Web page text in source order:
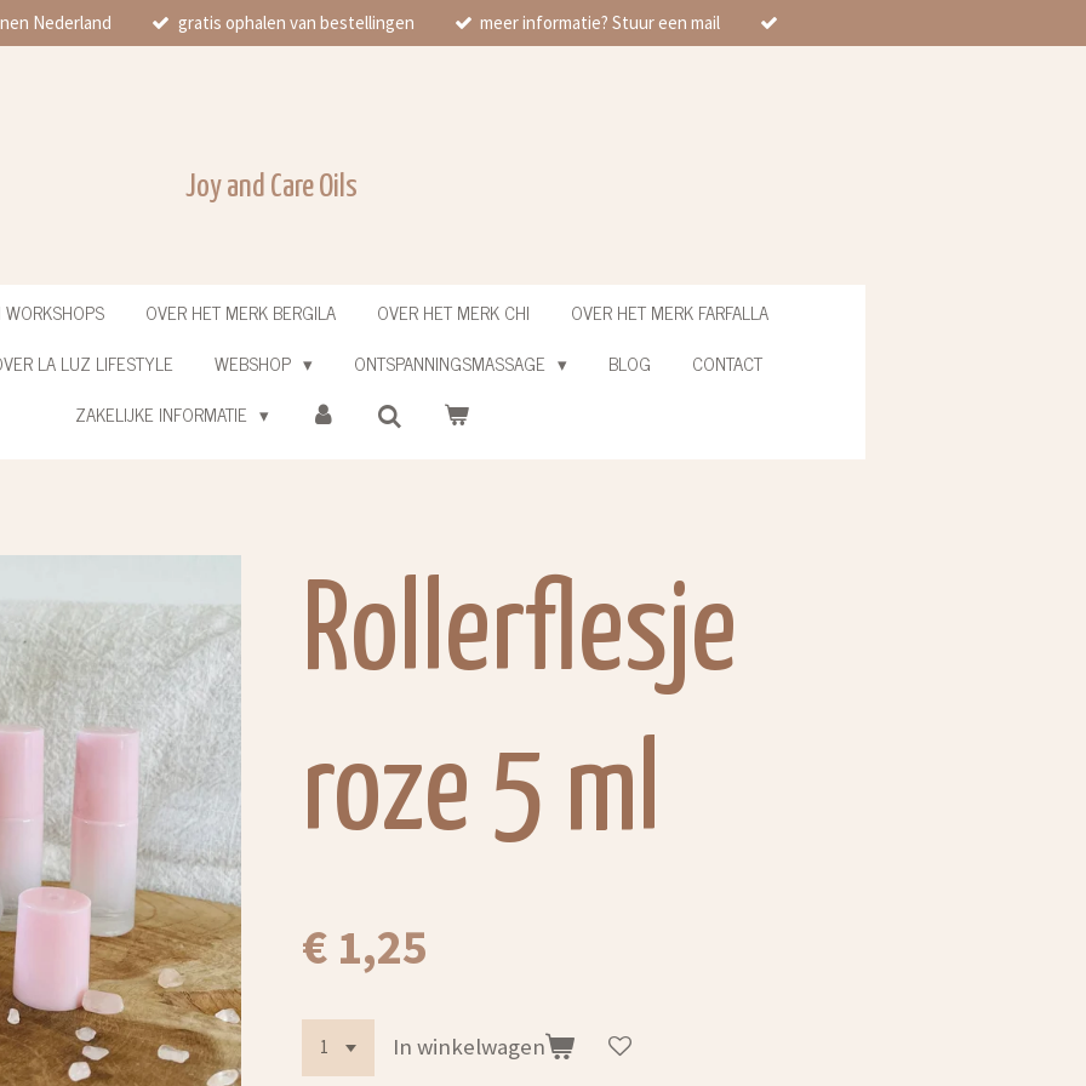
Nederland gratis ophalen van bestellingen meer informatie? Stuur een mail
Joy and Care Oils
OVER HET MERK BERGILA OVER HET MERK CHI
OVER HET MERK FARFALLA
LA LUZ LIFESTYLE WEBSHOP ONTSPANNINGSMASSAGE BLOG
CONTACT
ZAKELIJKE INFORMATIE
Rollerflesje
roze 5 ml
€ 1,25
In winkelwagen